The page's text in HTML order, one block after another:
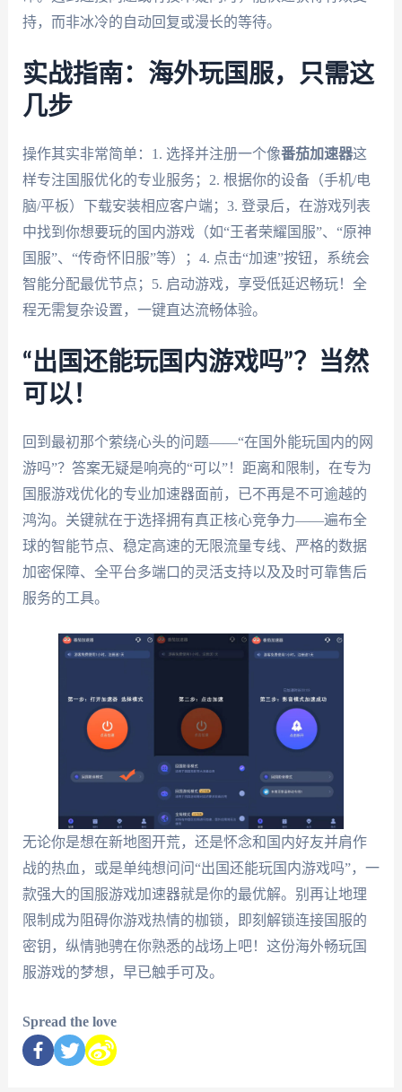
持，而非冰冷的自动回复或漫长的等待。
实战指南：海外玩国服，只需这
几步
操作其实非常简单：1. 选择并注册一个像番茄加速器这
样专注国服优化的专业服务；2. 根据你的设备（手机/电
脑/平板）下载安装相应客户端；3. 登录后，在游戏列表
中找到你想要玩的国内游戏（如“王者荣耀国服”、“原神
国服”、“传奇怀旧服”等）；4. 点击“加速”按钮，系统会
智能分配最优节点；5. 启动游戏，享受低延迟畅玩！全
程无需复杂设置，一键直达流畅体验。
“出国还能玩国内游戏吗”？当然
可以！
回到最初那个萦绕心头的问题——“在国外能玩国内的网
游吗”？答案无疑是响亮的“可以”！距离和限制，在专为
国服游戏优化的专业加速器面前，已不再是不可逾越的
鸿沟。关键就在于选择拥有真正核心竞争力——遍布全
球的智能节点、稳定高速的无限流量专线、严格的数据
加密保障、全平台多端口的灵活支持以及及时可靠售后
服务的工具。
无论你是想在新地图开荒，还是怀念和国内好友并肩作
战的热血，或是单纯想问问“出国还能玩国内游戏吗”，一
款强大的国服游戏加速器就是你的最优解。别再让地理
限制成为阻碍你游戏热情的枷锁，即刻解锁连接国服的
密钥，纵情驰骋在你熟悉的战场上吧！这份海外畅玩国
服游戏的梦想，早已触手可及。
Spread the love